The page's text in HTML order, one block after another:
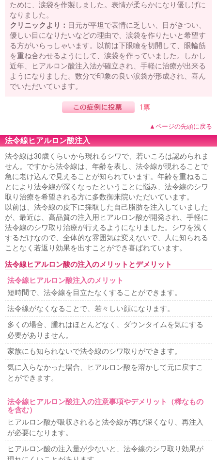
ために、涙袋を作製しました。表情が柔らかになり優しげに
なりました。
クリニックより： 目元が平坦で表情に乏しい、目がきつい、
優しい目になりたいなどの理由で、涙袋を作りたいと希望す
る方がいらっしゃいます。以前は下眼瞼を切開して、眼輪筋
を重ね合わせるようにして、涙袋を作っていました。しかし
近年、ヒアルロン酸注入法が確立され、手軽に治療が出来る
ようになりました。数分で印象の良い涙袋が形成され、喜ん
でいただいています。
1票
▲ページの先頭に戻る
法令線ヒアルロン酸注入
法令線は30歳くらいから現れるシワで、若いころは認められま
せん。ですから法令線は、年齢を表し、法令線が現れることで
急に老け込んで見えることが知られています。年齢を重ねるこ
とにより法令線が深くなったということに悩み、法令線のシワ
取り治療を希望される方に多数御来院いただいています。
以前は、法令線の皮下に採取した自己脂肪を注入していました
が、最近は、高品質の注入用ヒアルロン酸が開発され、手軽に
法令線のシワ取り治療が行えるようになりました。シワを浅く
するだけなので、全体的な雰囲気は変えないで、人に知られる
ことなく若返り効果を出すことができ喜ばれています。
法令線ヒアルロン酸の注入のメリットとデメリット
法令線ヒアルロン酸注入のメリット
短時間で、法令線を目立たなくすることができます。
法令線がなくなることで、若々しい顔になります。
多くの場合、腫れはほとんどなく、ダウンタイムを気にする
必要がありません。
家族にも知られないで法令線のシワ取りができます。
気に入らなかった場合、ヒアルロン酸を溶かして元に戻すこ
とができます。
法令線ヒアルロン酸注入の注意事項やデメリット（稀なもの
を含む）
ヒアルロン酸が吸収されると法令線が再び深くなり、再注入
が必要になります。
ヒアルロン酸の注入量が少ないと、法令線のシワ取り効果が